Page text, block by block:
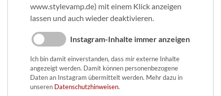
www.stylevamp.de) mit einem Klick anzeigen
lassen und auch wieder deaktivieren.
Instagram-Inhalte immer anzeigen
Ich bin damit einverstanden, dass mir externe Inhalte
angezeigt werden. Damit können personenbezogene
Daten an Instagram übermittelt werden. Mehr dazu in
unseren Datenschutzhinweisen.